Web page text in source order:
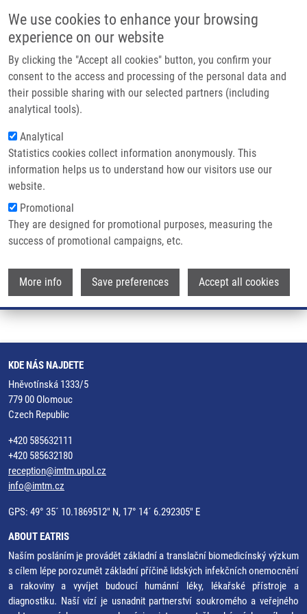
We use cookies to enhance your browsing
experience on our website
By clicking the "Accept all cookies" button, you confirm your
consent to the access and processing of the personal data and
their possible sharing with our selected partners (including
analytical tools).
Analytical
Statistics cookies collect information anonymously. This
information helps us to understand how our visitors use our
website.
Promotional
They are designed for promotional purposes, measuring the
success of promotional campaigns, etc.
More info Save preferences Accept all cookies
Main
Domů
Partner institutions
Technologie a služby
Kontakt
Drobečková navigace
Domů Hatala Alexandra
Hatala Alexandra
Skupiny: EX ZAMĚSTNANCI,
ÚMTM, LEM
KDE NÁS NAJDETE
Hněvotínská 1333/5
779 00 Olomouc
Czech Republic
+420 585632111
+420 585632180
reception@imtm.upol.cz
info@imtm.cz
GPS: 49° 35´ 10.1869512" N, 17° 14´ 6.292305" E
ABOUT EATRIS
Naším posláním je provádět základní a translační biomedicínský výzkum
s cílem lépe porozumět základní příčině lidských infekčních onemocnění
a rakoviny a vyvíjet budoucí humánní léky, lékařské přístroje a
diagnostiku. Naší vizí je usnadnit partnerství soukromého a veřejného